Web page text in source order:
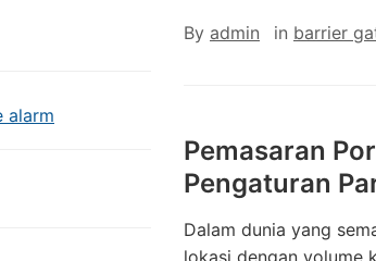
alarm
By admin in barrier
Pemasaran
Pengaturan
Dalam dunia yang
lokasi dengan volume